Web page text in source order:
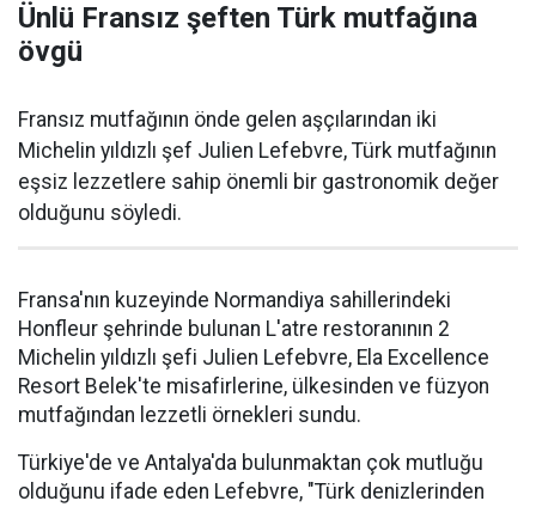
Ünlü Fransız şeften Türk mutfağına
övgü
Fransız mutfağının önde gelen aşçılarından iki
Michelin yıldızlı şef Julien Lefebvre, Türk mutfağının
eşsiz lezzetlere sahip önemli bir gastronomik değer
olduğunu söyledi.
Fransa'nın kuzeyinde Normandiya sahillerindeki
Honfleur şehrinde bulunan L'atre restoranının 2
Michelin yıldızlı şefi Julien Lefebvre, Ela Excellence
Resort Belek'te misafirlerine, ülkesinden ve füzyon
mutfağından lezzetli örnekleri sundu.
Türkiye'de ve Antalya'da bulunmaktan çok mutluğu
olduğunu ifade eden Lefebvre, "Türk denizlerinden